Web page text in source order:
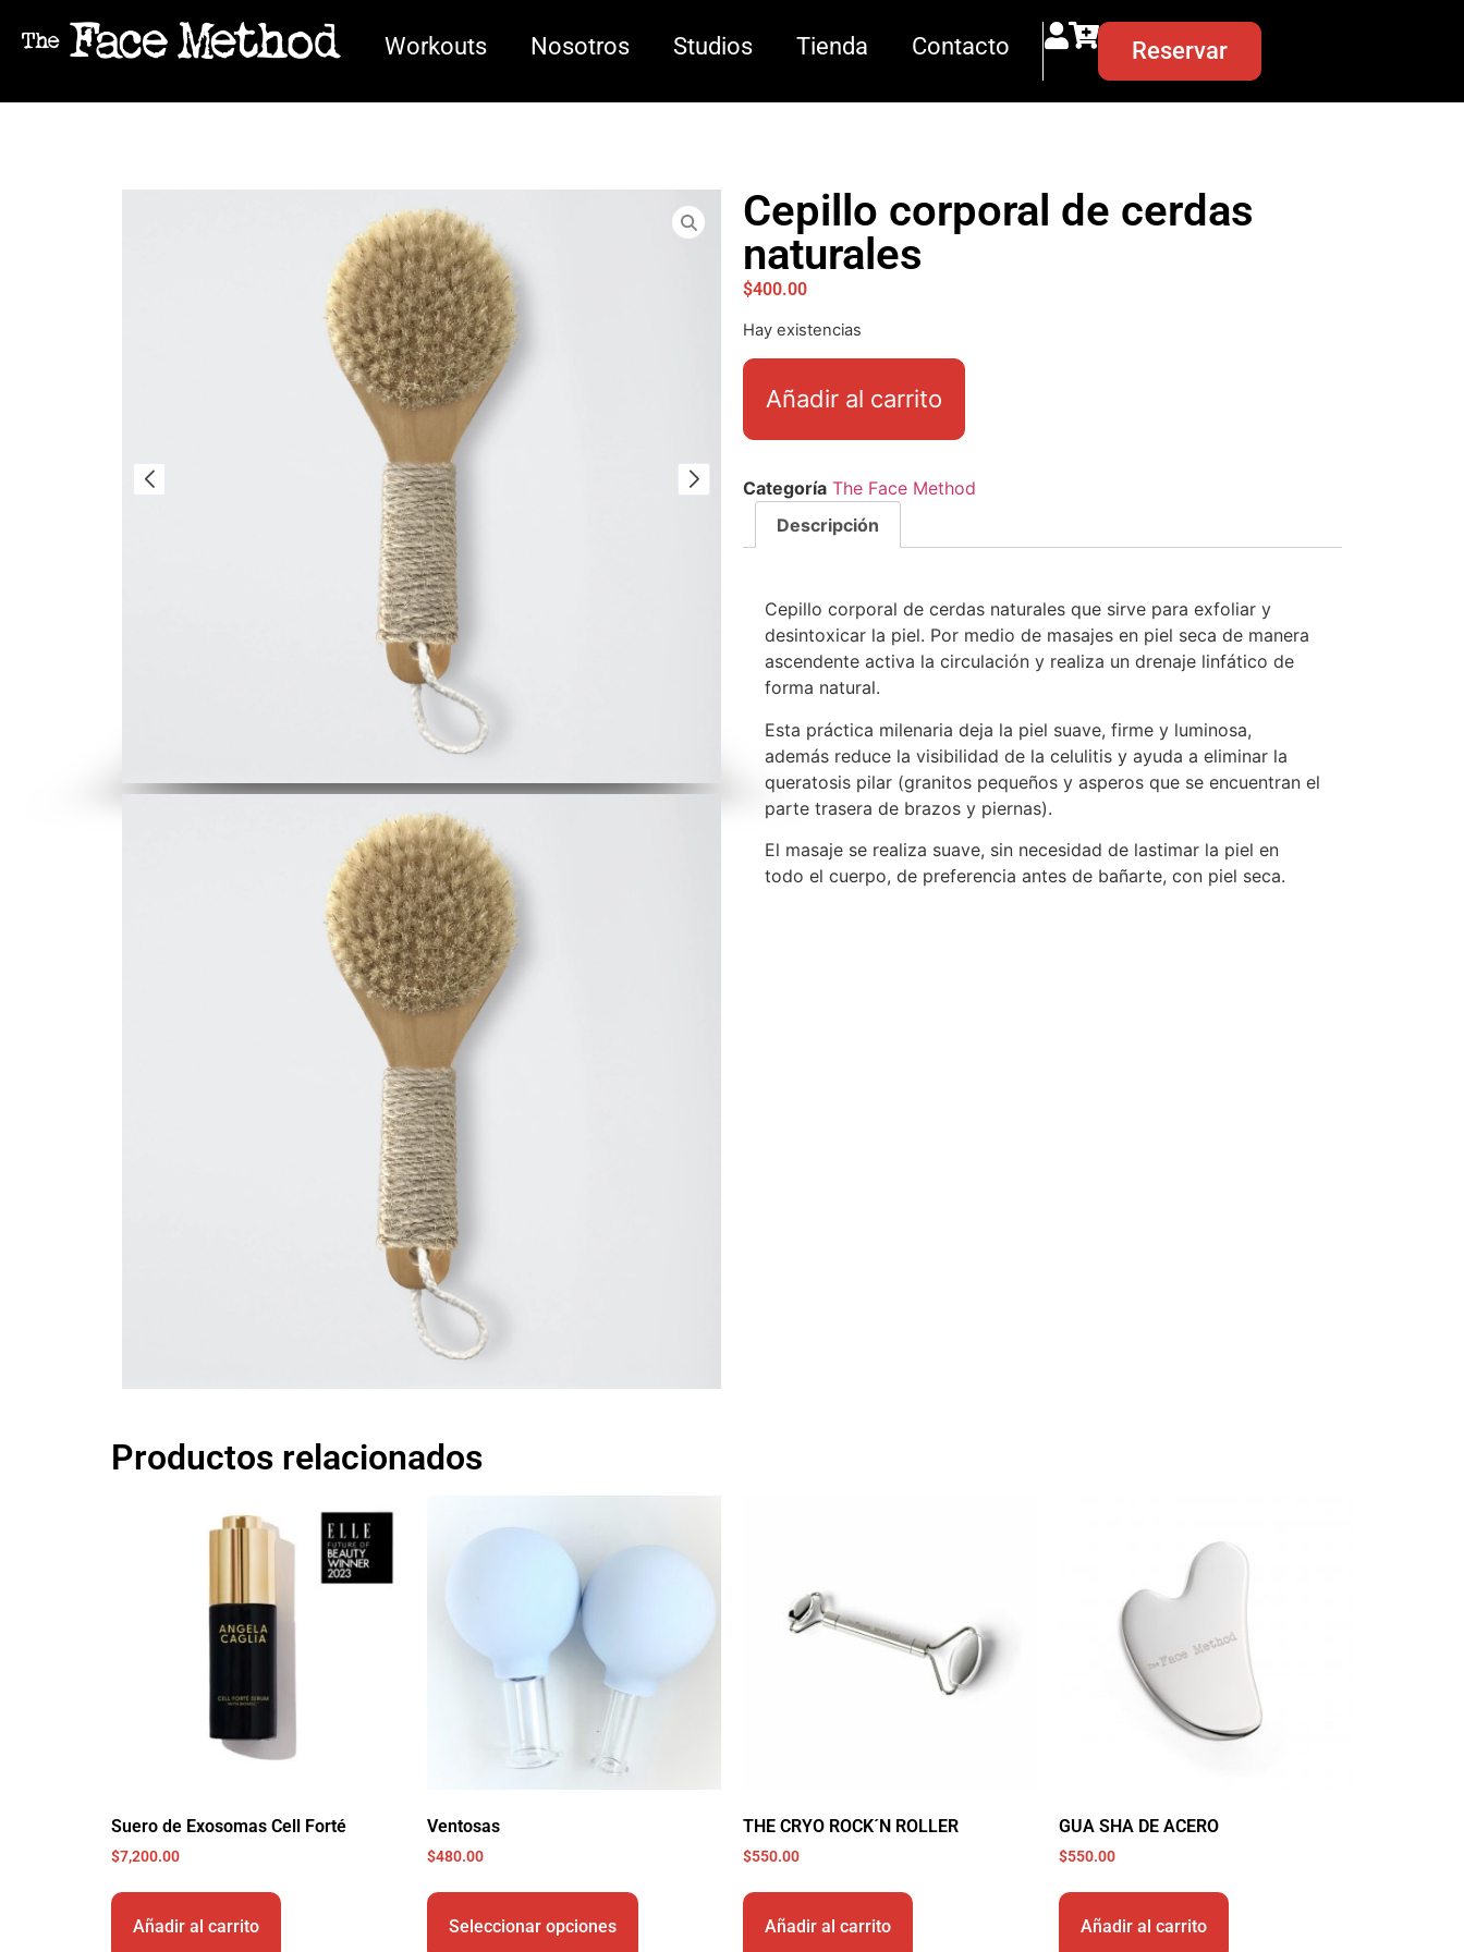
Workouts Nosotros Studios Tienda Contacto Reservar
Cepillo corporal de cerdas
naturales
$400.00
Hay existencias
Añadir al carrito
Categoría The Face Method
Descripción
Cepillo corporal de cerdas naturales que sirve para exfoliar y
desintoxicar la piel. Por medio de masajes en piel seca de manera
ascendente activa la circulación y realiza un drenaje linfático de
forma natural.
Esta práctica milenaria deja la piel suave, firme y luminosa,
además reduce la visibilidad de la celulitis y ayuda a eliminar la
queratosis pilar (granitos pequeños y asperos que se encuentran el
parte trasera de brazos y piernas).
El masaje se realiza suave, sin necesidad de lastimar la piel en
todo el cuerpo, de preferencia antes de bañarte, con piel seca.
Productos relacionados
Suero de Exosomas Cell Forté
$7,200.00
Añadir al carrito
Ventosas
$480.00
Seleccionar opciones
THE CRYO ROCK´N ROLLER
$550.00
Añadir al carrito
GUA SHA DE ACERO
$550.00
Añadir al carrito